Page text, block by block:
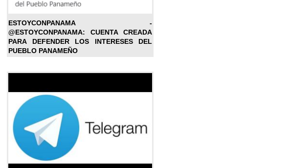
ESTOYCONPANAMA -
@ESTOYCONPANAMA: CUENTA CREADA
PARA DEFENDER LOS INTERESES DEL
PUEBLO PANAMEÑO